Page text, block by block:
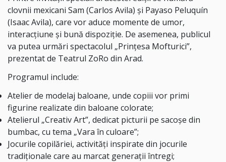
clovnii mexicani Sam (Carlos Avila) și Payaso Peluquín
(Isaac Avila), care vor aduce momente de umor,
interacțiune și bună dispoziție. De asemenea, publicul
va putea urmări spectacolul „Prințesa Mofturici”,
prezentat de Teatrul ZoRo din Arad.
Programul include:
Atelier de modelaj baloane, unde copiii vor primi
figurine realizate din baloane colorate;
Atelierul „Creativ Art”, dedicat picturii pe sacoșe din
bumbac, cu tema „Vara în culoare”;
Jocurile copilăriei, activități inspirate din jocurile
tradiționale care au marcat generații întregi;